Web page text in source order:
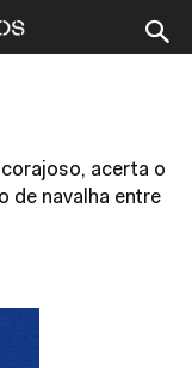
acerta o
de navalha entre